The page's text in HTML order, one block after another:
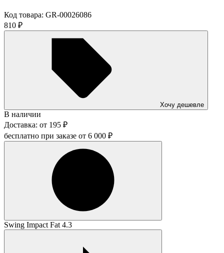
Код товара: GR-00026086
810 ₽
Хочу дешевле
В наличии
Доставка: от 195 ₽
бесплатно при заказе от 6 000 ₽
Swing Impact Fat 4.3